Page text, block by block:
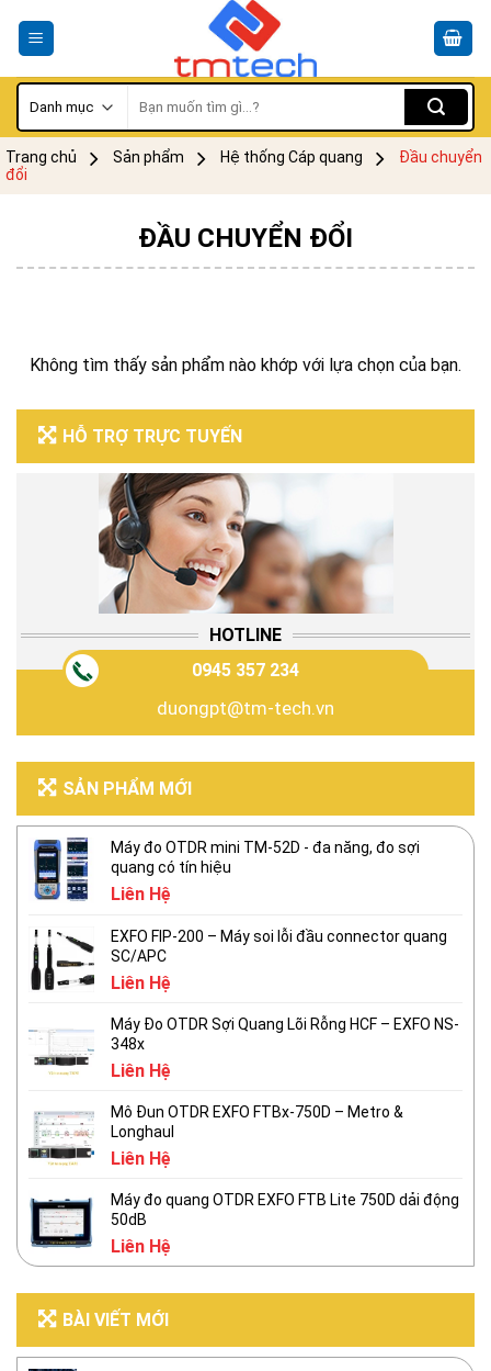
kiếm:
Trang chủ Sản phẩm Hệ thống Cáp quang
Đầu chuyển
đổi
HỖ TRỢ TRỰC TUYẾN
HOTLINE
0945 357 234
duongpt@tm-tech.vn
SẢN PHẨM MỚI
Máy đo OTDR mini TM-52D - đa năng, đo sợi
quang có tín hiệu
Liên Hệ
EXFO FIP-200 – Máy soi lỗi đầu connector quang
SC/APC
Liên Hệ
Máy Đo OTDR Sợi Quang Lõi Rỗng HCF – EXFO NS-
348x
Liên Hệ
Mô Đun OTDR EXFO FTBx-750D – Metro &
Longhaul
Liên Hệ
Máy đo quang OTDR EXFO FTB Lite 750D dải động
50dB
Liên Hệ
BÀI VIẾT MỚI
ĐẦU CHUYỂN ĐỔI
Không tìm thấy sản phẩm nào khớp với lựa chọn của bạn.